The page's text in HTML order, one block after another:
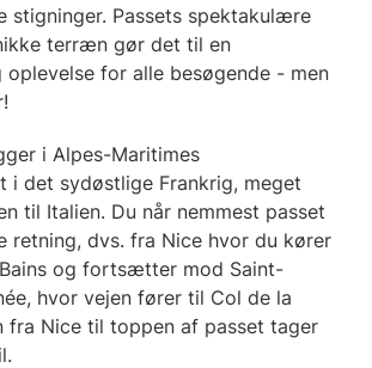
stigninger. Passets spektakulære
terræn gør det til en
oplevelse for alle besøgende - men
i Alpes-Maritimes
i det sydøstlige Frankrig, meget
til Italien. Du når nemmest passet
retning, dvs. fra Nice hvor du kører
og fortsætter mod Saint-
hvor vejen fører til Col de la
fra Nice til toppen af passet tager